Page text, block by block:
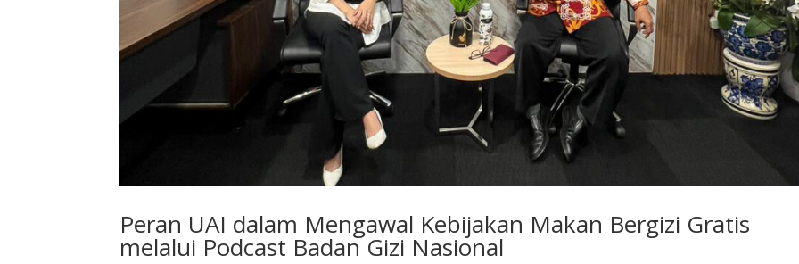
Peran UAI dalam Mengawal Kebijakan Makan Bergizi Gratis
melalui Podcast Badan Gizi Nasional